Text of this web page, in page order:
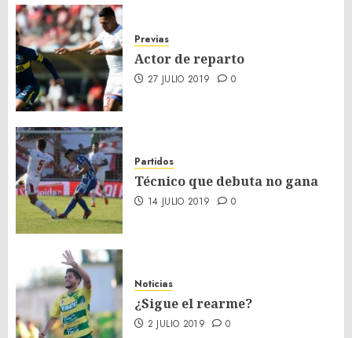
Previas
Actor de reparto
27 JULIO 2019 0
Partidos
Técnico que debuta no gana
14 JULIO 2019 0
Noticias
¿Sigue el rearme?
2 JULIO 2019 0